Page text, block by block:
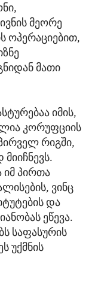
მეორე
ოპერაციებით,
მათი
იმის,
კორუფციის
რიგში,
იმ პირთა
ვინც
და
ეწევა.
საფასურის
უქმნის